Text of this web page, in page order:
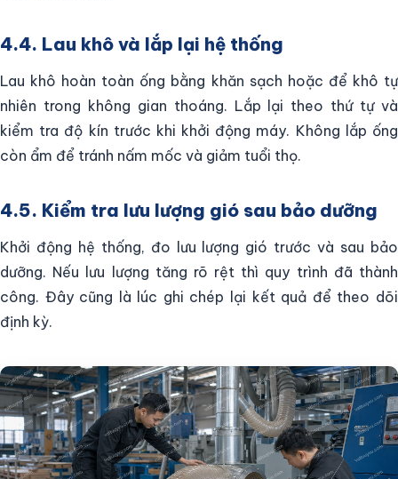
4.4. Lau khô và lắp lại hệ thống
Lau khô hoàn toàn ống bằng khăn sạch hoặc để khô tự
nhiên trong không gian thoáng. Lắp lại theo thứ tự và
kiểm tra độ kín trước khi khởi động máy. Không lắp ống
còn ẩm để tránh nấm mốc và giảm tuổi thọ.
4.5. Kiểm tra lưu lượng gió sau bảo dưỡng
Khởi động hệ thống, đo lưu lượng gió trước và sau bảo
dưỡng. Nếu lưu lượng tăng rõ rệt thì quy trình đã thành
công. Đây cũng là lúc ghi chép lại kết quả để theo dõi
định kỳ.